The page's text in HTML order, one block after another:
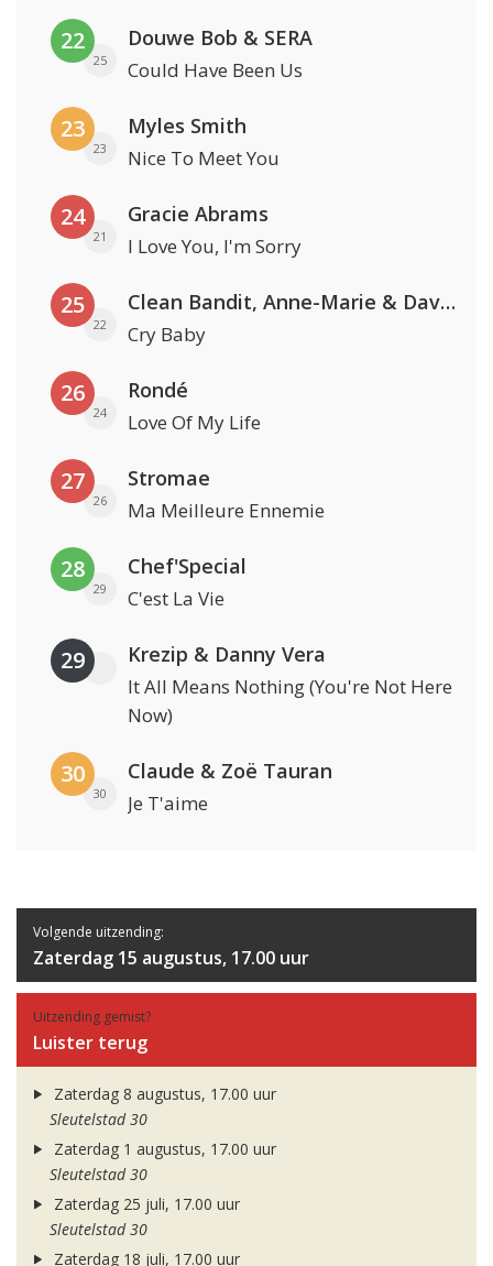
22
25
Douwe Bob & SERA
Could Have Been Us
23
23
Myles Smith
Nice To Meet You
24
21
Gracie Abrams
I Love You, I'm Sorry
25
22
Clean Bandit, Anne-Marie & David Guetta
Cry Baby
26
24
Rondé
Love Of My Life
27
26
Stromae
Ma Meilleure Ennemie
28
29
Chef'Special
C'est La Vie
29 Krezip & Danny Vera
It All Means Nothing (You're Not Here
Now)
30
30
Claude & Zoë Tauran
Je T'aime
Volgende uitzending:
Zaterdag 15 augustus, 17.00 uur
Uitzending gemist?
Luister terug
Zaterdag 8 augustus, 17.00 uur
Sleutelstad 30
Zaterdag 1 augustus, 17.00 uur
Sleutelstad 30
Zaterdag 25 juli, 17.00 uur
Sleutelstad 30
Zaterdag 18 juli, 17.00 uur